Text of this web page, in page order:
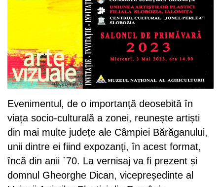
Evenimentul, de o importanță deosebită în
viața socio-culturală a zonei, reunește artiști
din mai multe județe ale Câmpiei Bărăganului,
unii dintre ei fiind expozanți, în acest format,
încă din anii `70. La vernisaj va fi prezent și
domnul Gheorghe Dican, vicepreședinte al